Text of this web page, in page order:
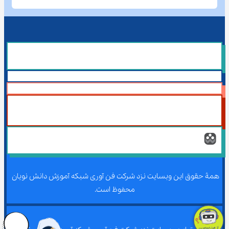
همۀ حقوق این وبسایت نزد شرکت فن آوری شبکه آموزش دانش نویان
محفوظ است.